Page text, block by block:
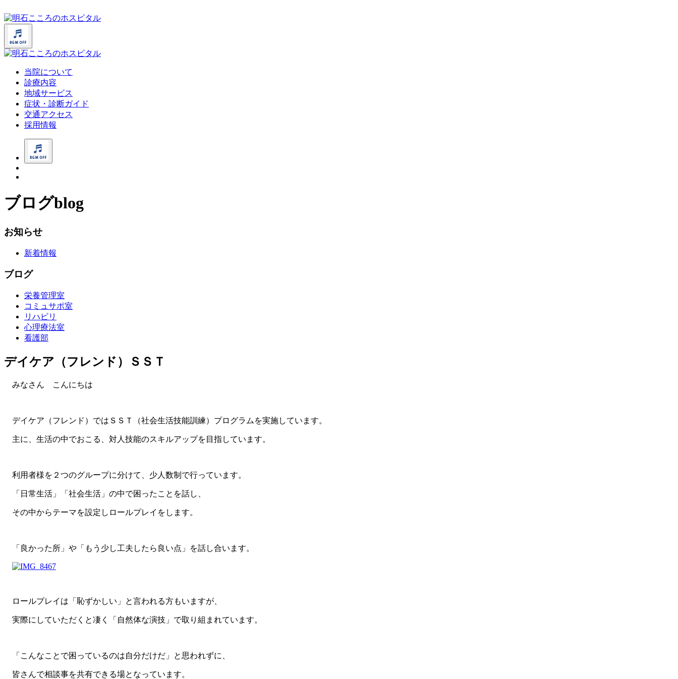
当院について
診療内容
地域サービス
症状・診断ガイド
交通アクセス
採用情報
ブログblog
お知らせ
新着情報
ブログ
栄養管理室
コミュサポ室
リハビリ
心理療法室
看護部
デイケア（フレンド）ＳＳＴ
みなさん こんにちは
デイケア（フレンド）ではＳＳＴ（社会生活技能訓練）プログラムを実施しています。
主に、生活の中でおこる、対人技能のスキルアップを目指しています。
利用者様を２つのグループに分けて、少人数制で行っています。
「日常生活」「社会生活」の中で困ったことを話し、
その中からテーマを設定しロールプレイをします。
「良かった所」や「もう少し工夫したら良い点」を話し合います。
ロールプレイは「恥ずかしい」と言われる方もいますが、
実際にしていただくと凄く「自然体な演技」で取り組まれています。
「こんなことで困っているのは自分だけだ」と思われずに、
皆さんで相談事を共有できる場となっています。